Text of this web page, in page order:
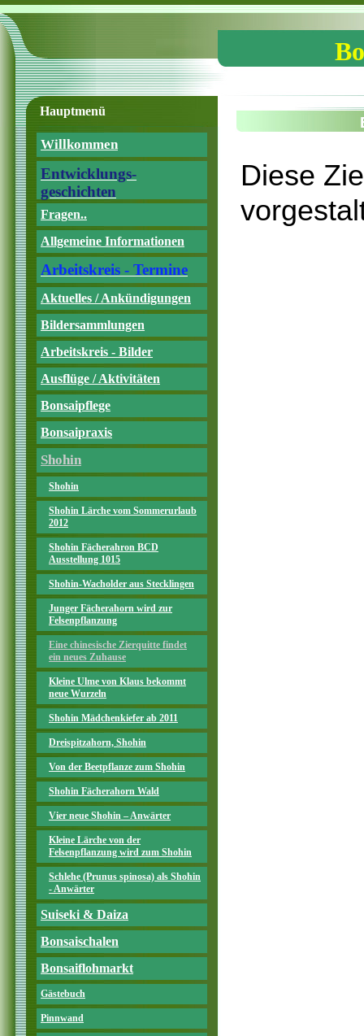
Hauptmenü
Willkommen
Entwicklungs-
geschichten
Fragen..
Allgemeine Informationen
Arbeitskreis - Termine
Aktuelles / Ankündigungen
Bildersammlungen
Arbeitskreis - Bilder
Ausflüge / Aktivitäten
Bonsaipflege
Bonsaipraxis
Shohin
Shohin
Shohin Lärche vom Sommerurlaub
2012
Shohin Fächerahron BCD
Ausstellung 1015
Shohin-Wacholder aus Stecklingen
Junger Fächerahorn wird zur
Felsenpflanzung
Eine chinesische Zierquitte findet
ein neues Zuhause
Kleine Ulme von Klaus bekommt
neue Wurzeln
Shohin Mädchenkiefer ab 2011
Dreispitzahorn, Shohin
Von der Beetpflanze zum Shohin
Shohin Fächerahorn Wald
Vier neue Shohin – Anwärter
Kleine Lärche von der
Felsenpflanzung wird zum Shohin
Schlehe (Prunus spinosa) als Shohin
- Anwärter
Suiseki & Daiza
Bonsaischalen
Bonsaiflohmarkt
Gästebuch
Pinnwand
Diese